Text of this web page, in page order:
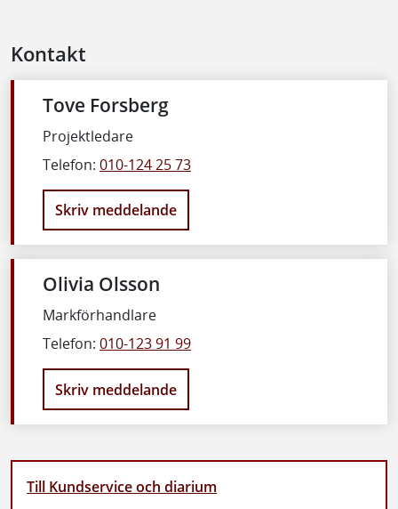
Kontakt
Tove Forsberg
Projektledare
Telefon: 010-124 25 73
Skriv meddelande
Olivia Olsson
Markförhandlare
Telefon: 010-123 91 99
Skriv meddelande
Till Kundservice och diarium